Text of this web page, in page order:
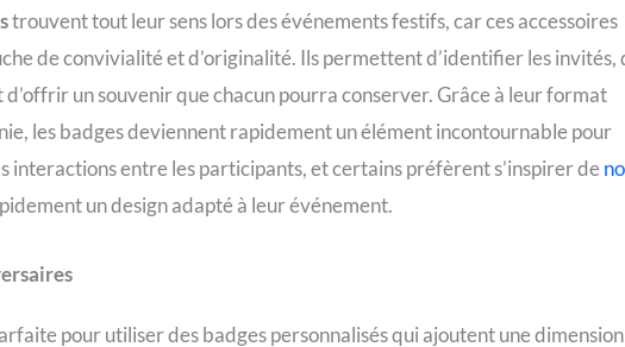
trouvent tout leur sens lors des événements festifs, car ces accessoires
de convivialité et d’originalité. Ils permettent d’identifier les invités,
un souvenir que chacun pourra conserver. Grâce à leur format
les badges deviennent rapidement un élément incontournable pour
interactions entre les participants, et certains préfèrent s’inspirer de
un design adapté à leur événement.
pour utiliser des badges personnalisés qui ajoutent une dimension